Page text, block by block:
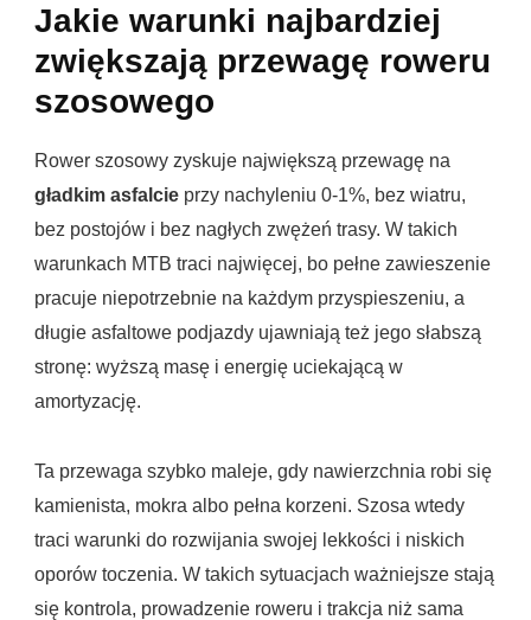
Jakie warunki najbardziej
zwiększają przewagę roweru
szosowego
Rower szosowy zyskuje największą przewagę na
gładkim asfalcie przy nachyleniu 0-1%, bez wiatru,
bez postojów i bez nagłych zwężeń trasy. W takich
warunkach MTB traci najwięcej, bo pełne zawieszenie
pracuje niepotrzebnie na każdym przyspieszeniu, a
długie asfaltowe podjazdy ujawniają też jego słabszą
stronę: wyższą masę i energię uciekającą w
amortyzację.
Ta przewaga szybko maleje, gdy nawierzchnia robi się
kamienista, mokra albo pełna korzeni. Szosa wtedy
traci warunki do rozwijania swojej lekkości i niskich
oporów toczenia. W takich sytuacjach ważniejsze stają
się kontrola, prowadzenie roweru i trakcja niż sama